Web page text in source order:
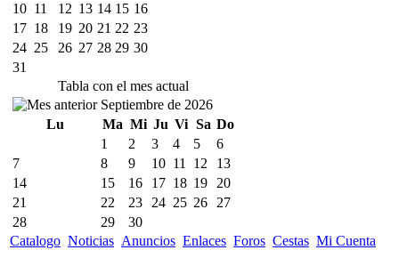
10 11 12 13 14 15 16
17 18 19 20 21 22 23
24 25 26 27 28 29 30
31
Tabla con el mes actual
Septiembre de 2026
Lu
Ma Mi Ju Vi Sa Do
1
2 3 4 5
6
7
8 9 10 11 12
13
14
15 16 17 18 19
20
21
22 23 24 25 26
27
28
29
30
Catalogo Noticias Anuncios Enlaces Foros Cestas Mi Cuenta